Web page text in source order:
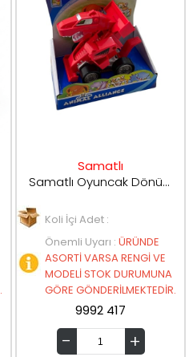
Samatlı
Samatlı Oyuncak Dönüşebilen Dinozor Transformer Robot KD-8815E
Koli İçi Adet :
Önemli Uyarı : ÜRÜNDE
ASORTİ VARSA RENGİ VE
MODELİ STOK DURUMUNA
GÖRE GÖNDERİLMEKTEDİR.
9992 417